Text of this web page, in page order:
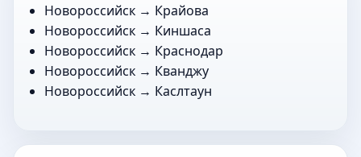
Новороссийск → Крайова
Новороссийск → Киншаса
Новороссийск → Краснодар
Новороссийск → Кванджу
Новороссийск → Каслтаун